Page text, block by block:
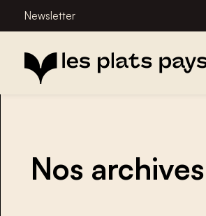
Newsletter
Nos archives